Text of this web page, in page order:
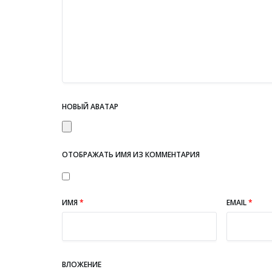
НОВЫЙ АВАТАР
ОТОБРАЖАТЬ ИМЯ ИЗ КОММЕНТАРИЯ
ИМЯ* EMAIL*
ВЛОЖЕНИЕ